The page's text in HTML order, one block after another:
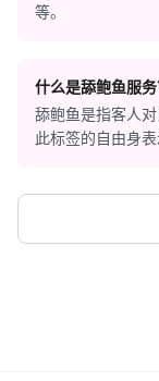
等。
什么是舔鲍鱼服务
舔鲍鱼是指客人
此标签的自由身表